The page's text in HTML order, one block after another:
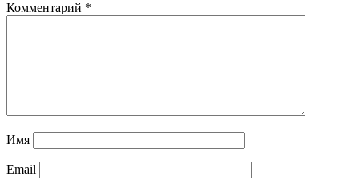
Комментарий *
Имя
Email